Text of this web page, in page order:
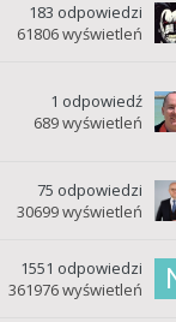
183 odpowiedzi
61806wyświetleń
1 odpowiedź
689wyświetleń
75 odpowiedzi
30699wyświetleń
1551 odpowiedzi
361976wyświetleń